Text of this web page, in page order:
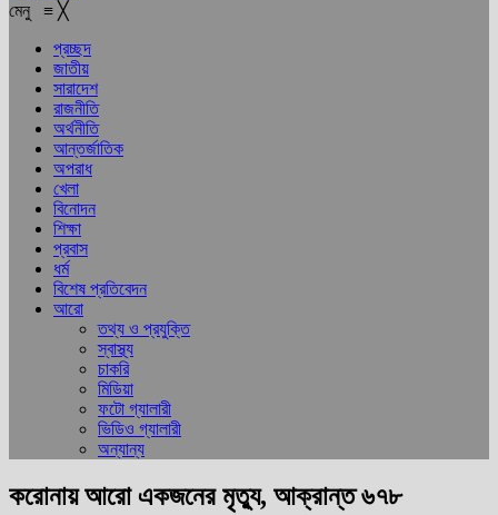
মেনু ≡ ╳
প্রচ্ছদ
জাতীয়
সারাদেশ
রাজনীতি
অর্থনীতি
আন্তর্জাতিক
অপরাধ
খেলা
বিনোদন
শিক্ষা
প্রবাস
ধর্ম
বিশেষ প্রতিবেদন
আরো
তথ্য ও প্রযুক্তি
স্বাস্থ্য
চাকরি
মিডিয়া
ফটো গ্যালারী
ভিডিও গ্যালারী
অন্যান্য
করোনায় আরো একজনের মৃত্যু, আক্রান্ত ৬৭৮